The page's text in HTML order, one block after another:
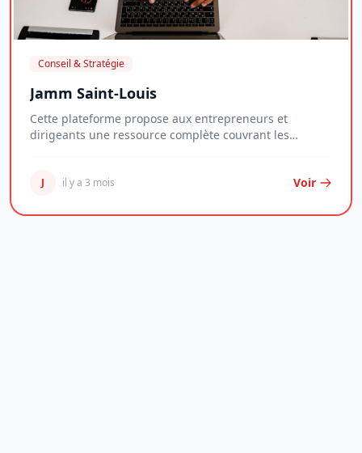
Conseil & Stratégie
Jamm Saint-Louis
Cette plateforme propose aux entrepreneurs et
dirigeants une ressource complète couvrant les
J il y a 3 mois Voir